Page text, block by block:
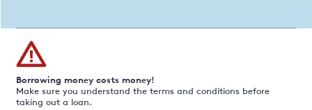
Borrowing money costs money!
Make sure you understand the terms and conditions before
taking out a loan.